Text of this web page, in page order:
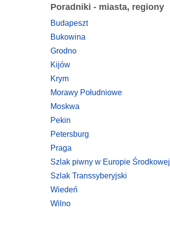
Poradniki - miasta, regiony
Budapeszt
Bukowina
Grodno
Kijów
Krym
Morawy Południowe
Moskwa
Pekin
Petersburg
Praga
Szlak piwny w Europie Środkowej
Szlak Transsyberyjski
Wiedeń
Wilno